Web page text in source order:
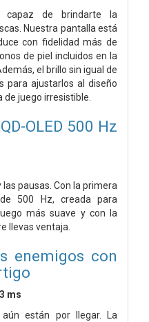
capaz de brindarte la
Nuestra pantalla está
con fidelidad más de
de piel incluidos en la
el brillo sin igual de
para ajustarlos al diseño
juego irresistible.
OLED 500 Hz
pausas. Con la primera
500 Hz, creada para
más suave y con la
llevas ventaja.
enemigos con
ms
están por llegar. La